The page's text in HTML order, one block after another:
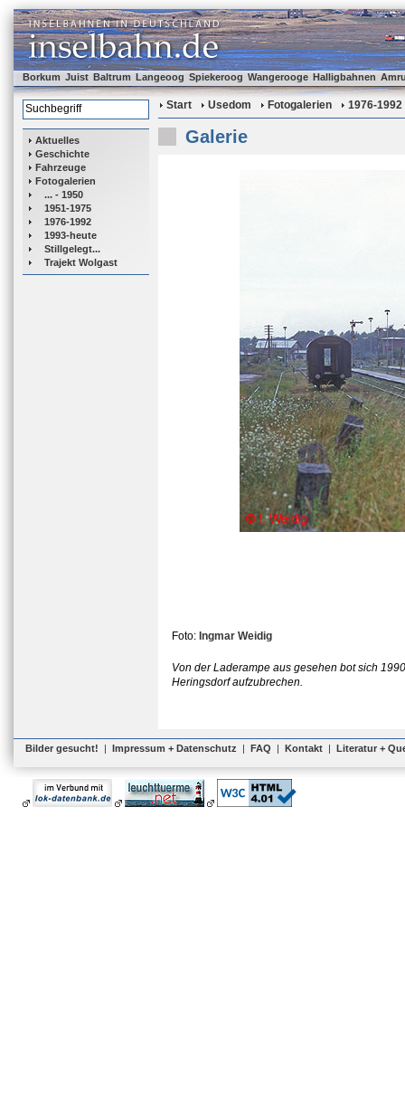
Borkum Juist Baltrum Langeoog Spiekeroog Wangerooge Halligbahnen
Aktuelles
Geschichte
Fahrzeuge
Fotogalerien
... - 1950
1951-1975
1976-1992
1993-heute
Stillgelegt...
Trajekt Wolgast
Start Usedom Fotogalerien 1976-1992
Galerie
Foto: Ingmar Weidig
Von der Laderampe aus gesehen bot sich
Heringsdorf aufzubrechen.
Bilder gesucht! | Impressum + Datenschutz | FAQ | Kontakt | Literatur +